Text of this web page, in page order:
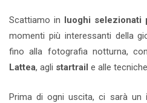
Scattiamo in luoghi selezionati
momenti più interessanti della
fino alla fotografia notturna,
Lattea, agli startrail e alle
Prima di ogni uscita, ci sarà un